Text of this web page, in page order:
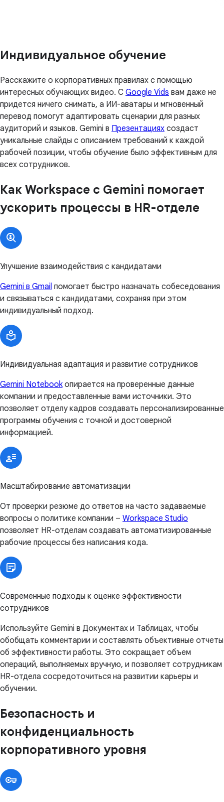
Индивидуальное обучение
Расскажите о корпоративных правилах с помощью
интересных обучающих видео. С Google Vids вам даже не
придется ничего снимать, а ИИ-аватары и мгновенный
перевод помогут адаптировать сценарии для разных
аудиторий и языков. Gemini в Презентациях создаст
уникальные слайды с описанием требований к каждой
рабочей позиции, чтобы обучение было эффективным для
всех сотрудников.
Как Workspace с Gemini помогает
ускорить процессы в HR-отделе
Улучшение взаимодействия с кандидатами
Gemini в Gmail помогает быстро назначать собеседования
и связываться с кандидатами, сохраняя при этом
индивидуальный подход.
Индивидуальная адаптация и развитие сотрудников
Gemini Notebookопирается на проверенные данные
компании и предоставленные вами источники. Это
позволяет отделу кадров создавать персонализированные
программы обучения с точной и достоверной
информацией.
Масштабирование автоматизации
От проверки резюме до ответов на часто задаваемые
вопросы о политике компании – Workspace Studio
позволяет HR-отделам создавать автоматизированные
рабочие процессы без написания кода.
Современные подходы к оценке эффективности
сотрудников
Используйте Gemini в Документах и Таблицах, чтобы
обобщать комментарии и составлять объективные отчеты
об эффективности работы. Это сокращает объем
операций, выполняемых вручную, и позволяет сотрудникам
HR-отдела сосредоточиться на развитии карьеры и
обучении.
Безопасность и
конфиденциальность
корпоративного уровня